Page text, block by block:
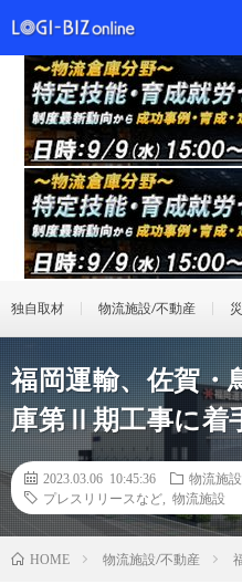
独自取材 物流施設/不動産
福岡運輸、佐賀・
庫第Ⅱ期工事に着
2023.03.06 10:45:36
物流施
プレスリリースなど
物流施設
HOME 物流施設/不動産